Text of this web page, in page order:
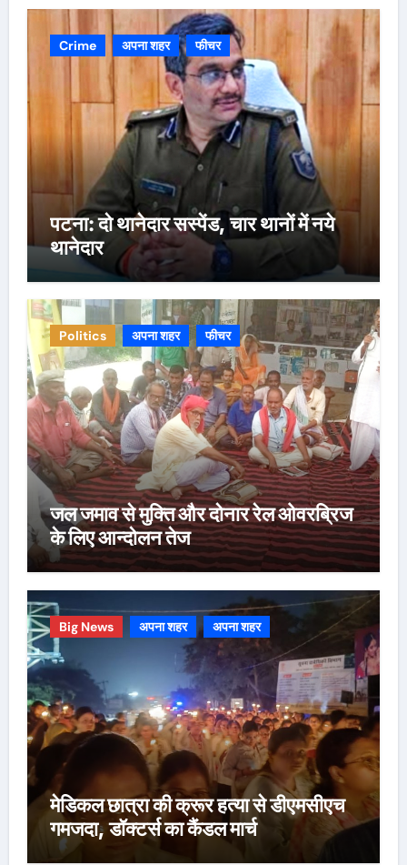
Crime अपना शहर फीचर
पटना: दो थानेदार सस्पेंड, चार थानों में नये
थानेदार
Politics अपना शहर फीचर
जल जमाव से मुक्ति और दोनार रेल ओवरब्रिज
के लिए आन्दोलन तेज
Big News अपना शहर अपना शहर
मेडिकल छात्रा की क्रूर हत्या से डीएमसीएच
गमजदा, डॉक्टर्स का कैंडल मार्च